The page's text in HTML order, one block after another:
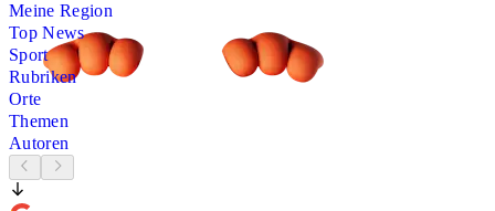
Meine Region
Top News
Sport
Rubriken
Orte
Themen
Autoren